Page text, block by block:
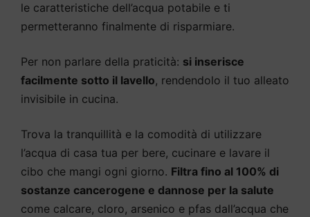
le caratteristiche dell’acqua potabile e ti
permetteranno finalmente di risparmiare.
Per non parlare della praticità: si inserisce
facilmente sotto il lavello, rendendolo il tuo alleato
invisibile in cucina.
Trova la tranquillità e la comodità di utilizzare
l’acqua di casa tua per bere, cucinare e lavare il
cibo che mangi ogni giorno. Filtra fino al 100% di
sostanze cancerogene e dannose per la salute
come calcare, cloro, arsenico e pfas dall’acqua che